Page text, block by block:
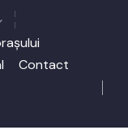
Contact